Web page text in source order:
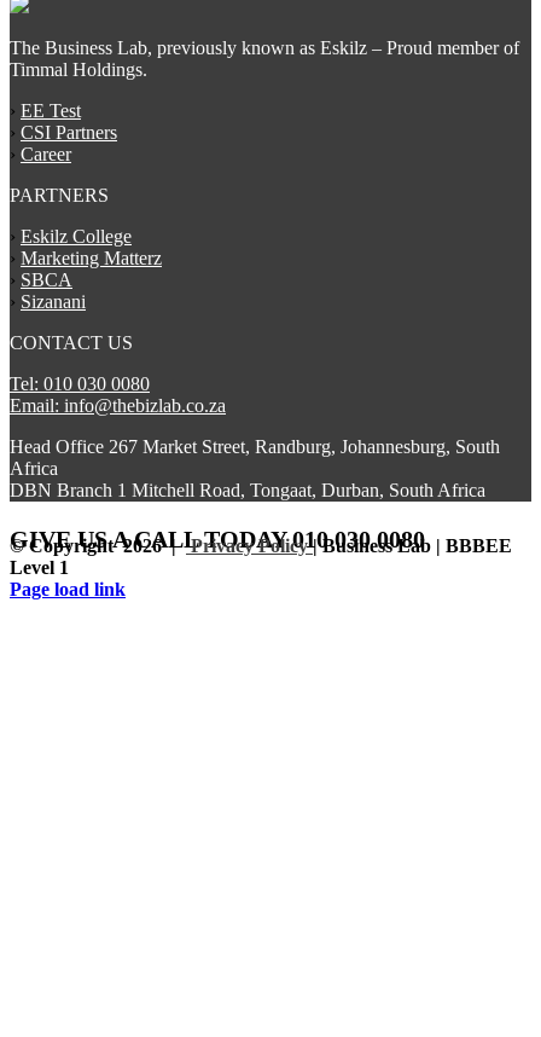
The Business Lab, previously known as Eskilz – Proud member of
Timmal Holdings.
› EE Test
› CSI Partners
› Career
PARTNERS
› Eskilz College
› Marketing Matterz
› SBCA
› Sizanani
CONTACT US
Tel: 010 030 0080
Email: info@thebizlab.co.za
Head Office 267 Market Street, Randburg, Johannesburg, South
Africa
DBN Branch 1 Mitchell Road, Tongaat, Durban, South Africa
GIVE US A CALLTODAY 010 030 0080
© Copyright2026 |Privacy Policy| Business Lab | BBBEE
Level 1
Facebook
Instagram
LinkedIn
Page load link